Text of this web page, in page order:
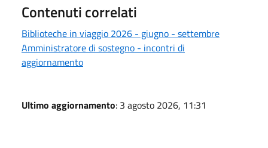
Contenuti correlati
Biblioteche in viaggio 2026 - giugno - settembre
Amministratore di sostegno - incontri di
aggiornamento
Ultimo aggiornamento: 3 agosto 2026, 11:31